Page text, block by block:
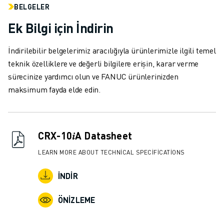
BOYAMA
PALETLEME
PUNTA KAYNAĞI
GÖRSEL DENETIM
TEL EROZYON
VAKA ÇALIŞMALARI
MÜŞTERI HIZMETLERI
FANUC PLANS
UZAKTAN TEKNIK DESTEK
YEDEK PARÇALAR
DIJITAL SERVIS ARAÇLARI
İNDIRME MERKEZI » MYFANUC
EĞITIM VE ÖĞRETIM
BELGELER
Ek Bilgi için İndirin
İndirilebilir belgelerimiz aracılığıyla ürünlerimizle ilgili temel
teknik özelliklere ve değerli bilgilere erişin, karar verme
sürecinize yardımcı olun ve FANUC ürünlerinizden
maksimum fayda elde edin.
CRX-10𝑖A Datasheet
LEARN MORE ABOUT TECHNICAL SPECIFICATIONS
İNDIR
ÖNIZLEME